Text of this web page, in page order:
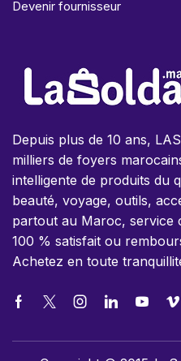
Devenir fournisseur
Depuis plus de 10 ans,
milliers de foyers
intelligente de produits du
beauté, voyage, outils,
partout au Maroc, service
100 % satisfait ou
Achetez en toute